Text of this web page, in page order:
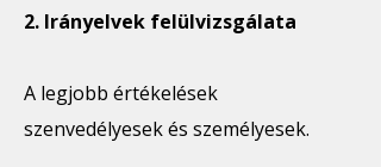
2. Irányelvek felülvizsgálata
A legjobb értékelések
szenvedélyesek és személyesek.